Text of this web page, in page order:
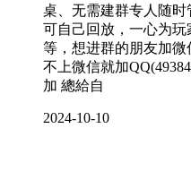
桌、无需建群专人随
可自己回放，一心为
等，想进群的朋友加
不上微信就加
加 總給自
2024-10-10